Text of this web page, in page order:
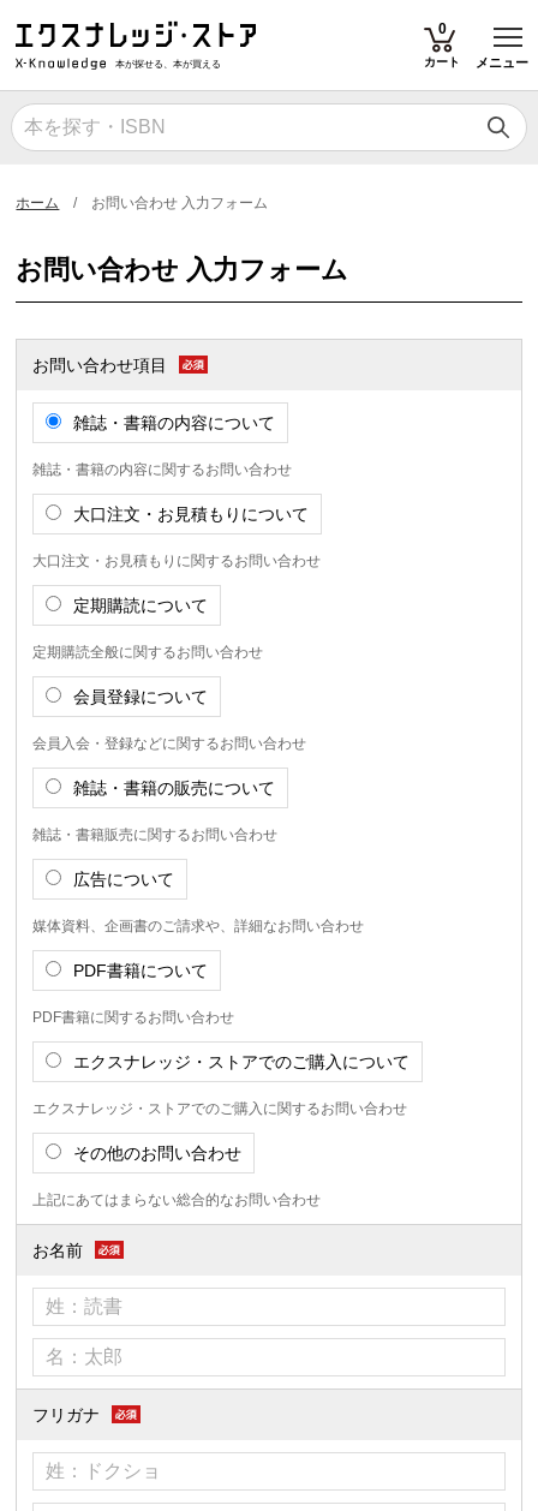
本が探せる、本が買える
0
カート メニュー
ホーム お問い合わせ 入力フォーム
お問い合わせ 入力フォーム
お問い合わせ項目
雑誌・書籍の内容について
雑誌・書籍の内容に関するお問い合わせ
大口注文・お見積もりについて
大口注文・お見積もりに関するお問い合わせ
定期購読について
定期購読全般に関するお問い合わせ
会員登録について
会員入会・登録などに関するお問い合わせ
雑誌・書籍の販売について
雑誌・書籍販売に関するお問い合わせ
広告について
媒体資料、企画書のご請求や、詳細なお問い合わせ
PDF書籍について
PDF書籍に関するお問い合わせ
エクスナレッジ・ストアでのご購入について
エクスナレッジ・ストアでのご購入に関するお問い合わせ
その他のお問い合わせ
上記にあてはまらない総合的なお問い合わせ
お名前
フリガナ